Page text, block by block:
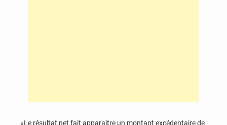
«Le résultat net fait apparaitre un montant excédentaire de